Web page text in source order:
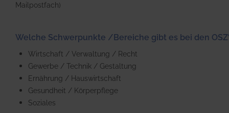
Mailpostfach)
Welche Schwerpunkte /Bereiche gibt es bei den
Wirtschaft / Verwaltung / Recht
Gewerbe / Technik / Gestaltung
Ernährung / Hauswirtschaft
Gesundheit / Körperpflege
Soziales